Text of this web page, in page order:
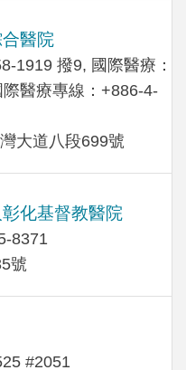
醫院
1919 撥9, 國際醫療：
醫療專線：+886-4-
大道八段699號
化基督教醫院
8371
號
#2051